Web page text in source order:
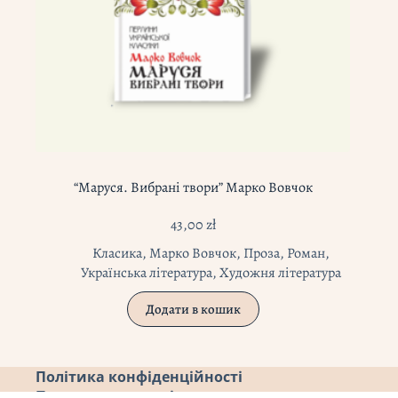
“Маруся. Вибрані твори” Марко Вовчок
43,00zł
Класика,Марко Вовчок, Проза, Роман,
Українська література,Художня література
Додати в кошик
Політика конфіденційності